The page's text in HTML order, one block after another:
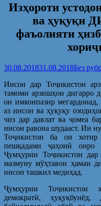
Изҳороти
ва ҳуқуқи
фаъолияти
30.08.201831.08.2018Без
Инсон дар Тоҷикистон
тамоми арзишҳои дигарро
он имконпазир
аз инсон ва ҳуқуқу
чиз дар давлат ва ҷомеа
инсон равона шудааст. Ин
Тоҷикистон ба он хотир
пешқадами ҷаҳонӣ онро
Ҷумҳурии Тоҷикистон
мазмуну мўҳтавои ҳамаи
инсон ташкил медиҳад.
Ҷумҳурии Тоҷикистон
демократӣ,